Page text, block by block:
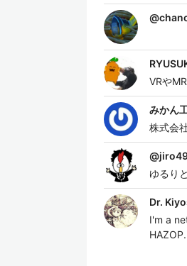
@
VRや
みかん
株式会
@
ゆるり
Dr.
I'm a